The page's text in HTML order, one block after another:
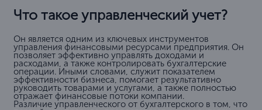
Что такое управленческий учет?
Он является одним из ключевых инструментов
управления финансовыми ресурсами предприятия. Он
позволяет эффективно управлять доходами и
расходами, а также контролировать бухгалтерские
операции. Иными словами, служит показателем
эффективности бизнеса, помогает результативно
руководить товарами и услугами, а также полностью
отражает финансовые потоки компании.
Различие управленческого от бухгалтерского в том, что